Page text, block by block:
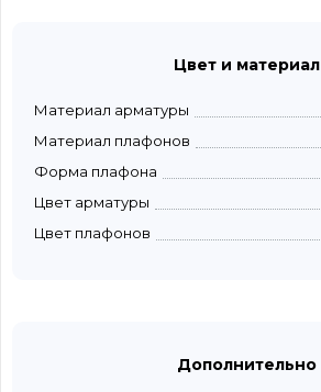
Цвет и материал
Материал арматуры
Материал плафонов
Форма плафона
Цвет арматуры
Цвет плафонов
Дополнительно